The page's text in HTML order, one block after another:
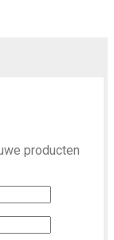
producten